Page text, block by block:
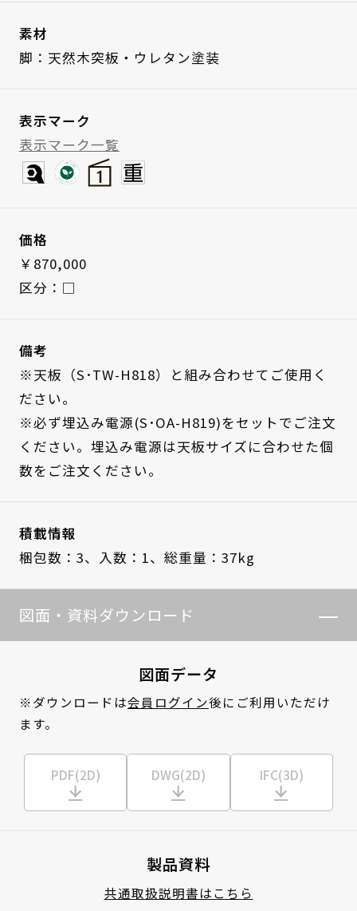
素材
脚：天然木突板・ウレタン塗装
表示マーク
表示マーク一覧
価格
￥870,000
区分：□
備考
※天板（S･TW-H818）と組み合わせてご使用く
ださい。
※必ず埋込み電源(S･OA-H819)をセットでご注文
ください。埋込み電源は天板サイズに合わせた個
数をご注文ください。
積載情報
梱包数：3、
入数：1、 総重量：37kg
図面・資料ダウンロード
図面データ
※ダウンロードは会員ログイン後にご利用いただけ
ます。
PDF(2D) DWG(2D) IFC(3D)
製品資料
共通取扱説明書はこちら